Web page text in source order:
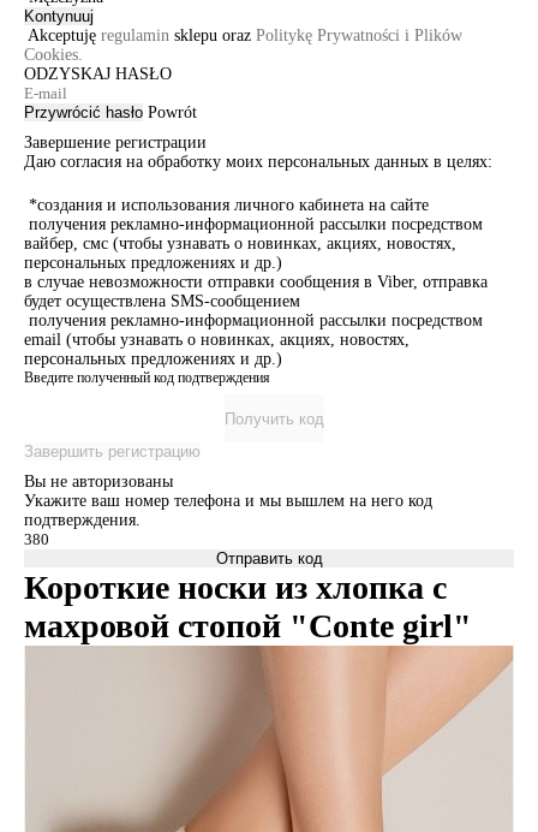
Kontynuuj
Akceptuję regulamin sklepu oraz Politykę Prywatności i Plików
Cookies.
ODZYSKAJ HASŁO
Przywrócić hasło Powrót
Завершение регистрации
Даю согласия на обработку моих персональных данных в целях:
*создания и использования личного кабинета на сайте
получения рекламно-информационной рассылки посредством
вайбер, смс (чтобы узнавать о новинках, акциях, новостях,
персональных предложениях и др.)
в случае невозможности отправки сообщения в Viber, отправка
будет осуществлена SMS-сообщением
получения рекламно-информационной рассылки посредством
email (чтобы узнавать о новинках, акциях, новостях,
персональных предложениях и др.)
Введите полученный код подтверждения
Получить код
Завершить регистрацию
Вы не авторизованы
Укажите ваш номер телефона и мы вышлем на него код
подтверждения.
Отправить код
Короткие носки из хлопка с
махровой стопой "Conte girl"